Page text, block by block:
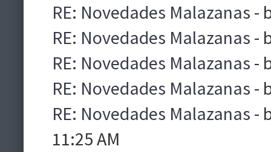
RE: Novedades Malazanas -
RE: Novedades Malazanas -
RE: Novedades Malazanas -
RE: Novedades Malazanas -
RE: Novedades Malazanas -
11:25 AM